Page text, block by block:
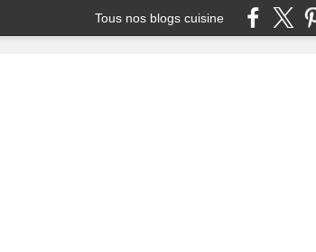
Tous nos blogs cuisine